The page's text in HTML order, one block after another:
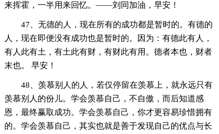
来挥霍，一半用来回忆。——刘同加油，早安！
47、无德的人，现在所有的成功都是暂时的。有德的
人，现在即便没有成功也是暂时的。因为：有德此有人，
有人此有土，有土此有财，有财此有用。德者本也，财者
末也。 早安！
48、羡慕别人的人，若仅停留在羡慕上，就永远只有
羡慕别人的份儿。学会羡慕自己，不自傲，而后知道感
恩，最终赢取成功。学会羡慕自己，你才更容易珍惜拥有
的。学会羡慕自己，其实也就是善于发现自己的优点与长